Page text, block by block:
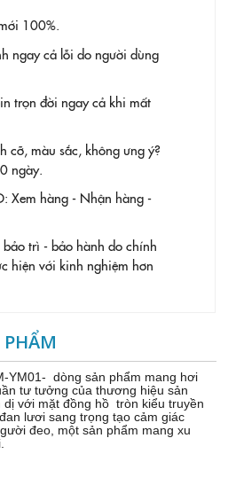
100%.
ngay cả lỗi do người dùng
trọn đời ngay cả khi mất
cỡ, màu sắc, không ưng ý?
ngày.
Xem hàng - Nhận hàng -
trì - bảo hành do chính
hiện với kinh nghiệm hơn
YM01- dòng sản phẩm mang hơi
tư tưởng của thương hiệu sản
dị với mặt đồng hồ tròn kiểu truyền
lươi sang trọng tạo cảm giác
đeo, một sản phẩm mang xu